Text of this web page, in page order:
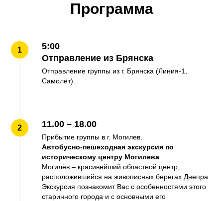
Программа
5:00
Отправление из Брянска
Отправление группы из г. Брянска (Линия-1,
Самолёт).
11.00 – 18.00
Прибытие группы в г. Могилев.
Автобусно-пешеходная экскурсия по
историческому центру Могилева
Могилёв – красивейший областной центр,
расположившийся на живописных берегах Днепра.
Экскурсия познакомит Вас с особенностями этого
старинного города и с основными его